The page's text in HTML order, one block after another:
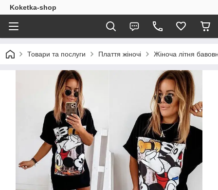
Koketka-shop
Товари та послуги Плаття жіночі Жіноча літня